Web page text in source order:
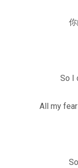
So I
All my